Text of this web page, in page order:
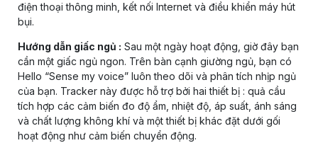
điện thoại thông minh, kết nối Internet và điều khiển máy hút
bụi.
Hướng dẫn giấc ngủ : Sau một ngày hoạt động, giờ đây bạn
cần một giấc ngủ ngon. Trên bàn cạnh giường ngủ, bạn có
Hello “Sense my voice” luôn theo dõi và phân tích nhịp ngủ
của bạn. Tracker này được hỗ trợ bởi hai thiết bị : quả cầu
tích hợp các cảm biến đo độ ẩm, nhiệt độ, áp suất, ánh sáng
và chất lượng không khí và một thiết bị khác đặt dưới gối
hoạt động như cảm biến chuyển động.